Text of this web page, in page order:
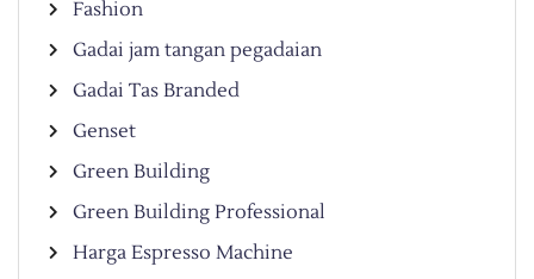
Fashion
Gadai jam tangan pegadaian
Gadai Tas Branded
Genset
Green Building
Green Building Professional
Harga Espresso Machine